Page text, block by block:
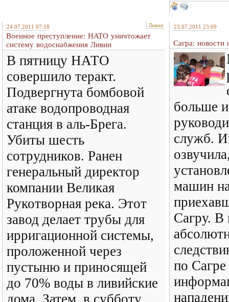
24.07.2011 07:18 Ливия
Военное преступление: НATO уничтожает
систему водоснабжения Ливии
В пятницу НАТО
совершило теракт.
Подвергнута бомбовой
атаке водопроводная
станция в аль-Брега.
Убиты шесть
сотрудников. Ранен
генеральный директор
компании Великая
Рукотворная река. Этот
завод делает трубы для
ирригационной системы,
проложенной через
пустыню и приносящей
до 70% воды в ливийские
дома. Затем, в субботу,
23.07.2011 23:09
Сагра: новости
больше
служб.
машин
Сагру. В
по